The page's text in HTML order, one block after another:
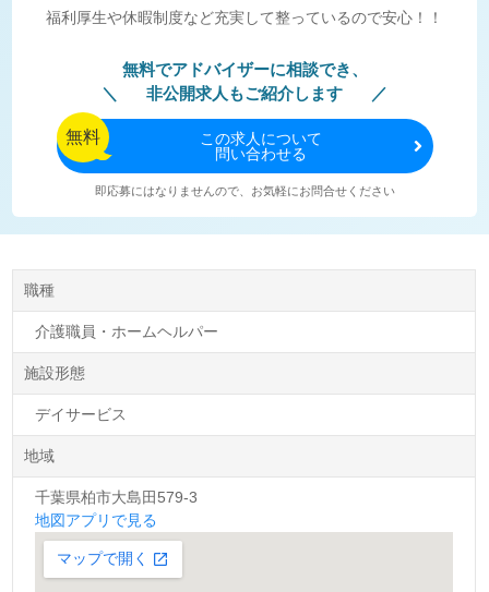
福利厚生や休暇制度など充実して整っているので安心！！
無料でアドバイザーに相談でき、
非公開求人もご紹介します
無料 この求人について
問い合わせる
即応募にはなりませんので、お気軽にお問合せください
職種
介護職員・ホームヘルパー
施設形態
デイサービス
地域
千葉県柏市大島田579-3
地図アプリで見る